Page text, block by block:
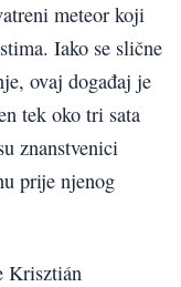
meteor koji
Iako se slične
ovaj događaj je
tek oko tri sata
znanstvenici
prije njenog
Krisztián